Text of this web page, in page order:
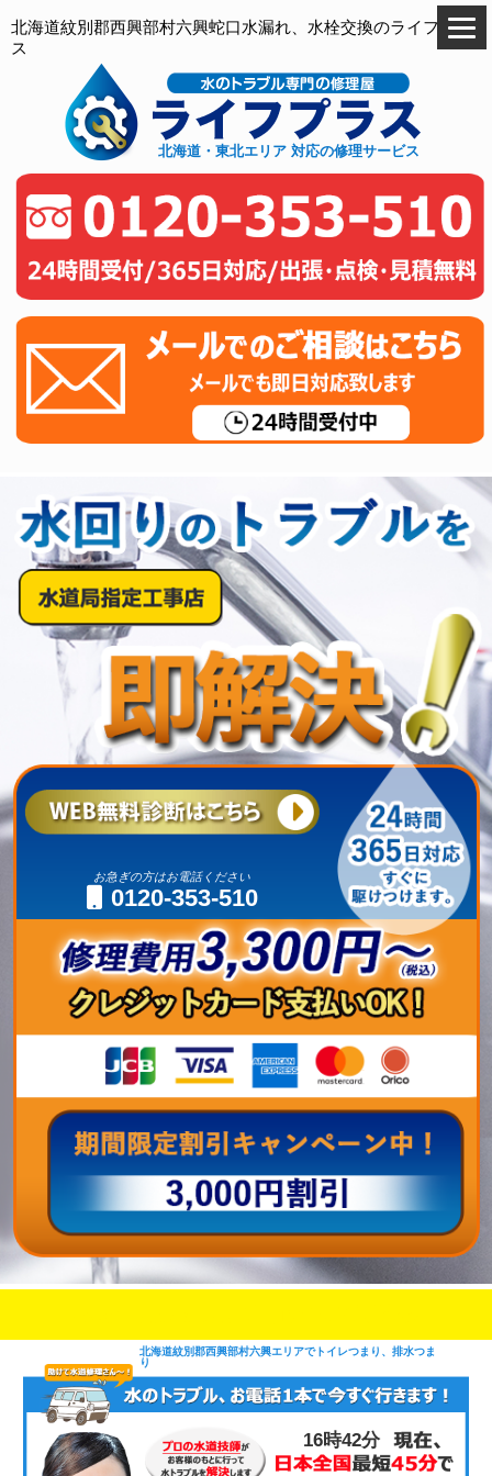
北海道紋別郡西興部村六興蛇口水漏れ、水栓交換のライフプラ
ス
北海道・東北エリア 対応の修理サービス
お急ぎの方はお電話ください
0120-353-510
北海道紋別郡西興部村六興エリアでトイレつまり、排水つま
り
16時42分